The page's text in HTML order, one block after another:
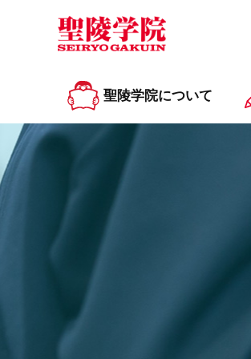
聖陵学院について